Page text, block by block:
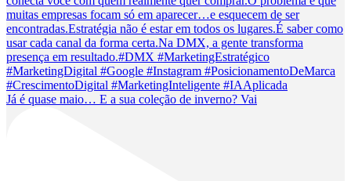
Já é quase maio… E a sua coleção de inverno? Vai